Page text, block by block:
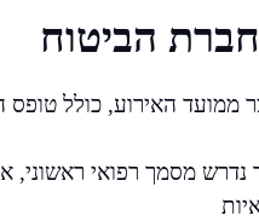
הביטוח
ממועד האירוע, כולל טופס
נדרש מסמך רפואי